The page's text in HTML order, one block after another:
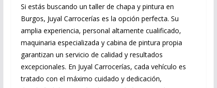
Si estás buscando un taller de chapa y pintura en
Burgos, Juyal Carrocerías es la opción perfecta. Su
amplia experiencia, personal altamente cualificado,
maquinaria especializada y cabina de pintura propia
garantizan un servicio de calidad y resultados
excepcionales. En Juyal Carrocerías, cada vehículo es
tratado con el máximo cuidado y dedicación,